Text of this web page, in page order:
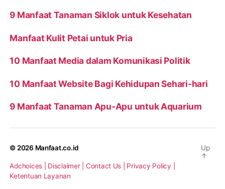
9 Manfaat Tanaman Siklok untuk Kesehatan
Manfaat Kulit Petai untuk Pria
10 Manfaat Media dalam Komunikasi Politik
10 Manfaat Website Bagi Kehidupan Sehari-hari
9 Manfaat Tanaman Apu-Apu untuk Aquarium
© 2026 Manfaat.co.id
Adchoices | Disclaimer | Contact Us | Privacy Policy |
Ketentuan Layanan
Up
↑